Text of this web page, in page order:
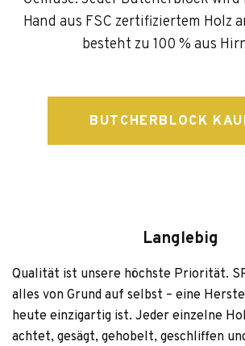
Hand aus FSC zertifiziertem Holz
besteht zu 100 % aus
BUTCHERBLOCK
Langlebig
Qua­li­tät ist unsere höchste Prio­ri­tät.
alles von Grund auf selbst – eine
heute ein­zig­ar­tig ist. Jeder ein­zelne
ach­tet, gesägt, geho­belt, geschlif­fen